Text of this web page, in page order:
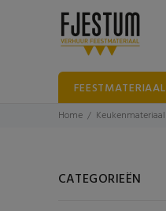
FEESTMATERIAAL
Home Keukenmateriaal
CATEGORIEËN